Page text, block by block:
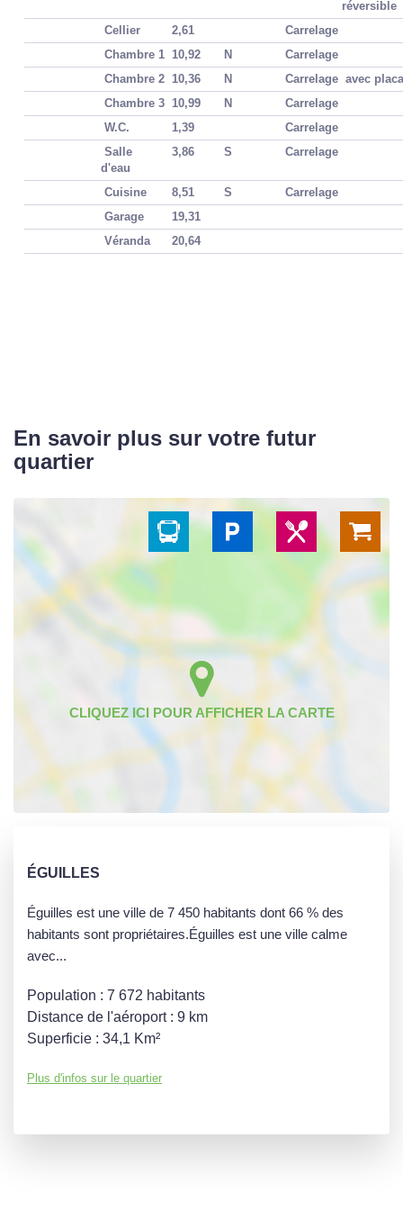
réversible
Cellier
2,61
Carrelage
Chambre 1 10,92 N
Carrelage
Chambre 2 10,36 N Carrelage avec
Chambre 3 10,99 N
Carrelage
W.C.
1,39
Carrelage
Salle
d'eau
3,86 S Carrelage
Cuisine 8,51 S
Carrelage
Garage
19,31
Véranda
20,64
En savoir plus sur votre futur
quartier
ÉGUILLES
Éguilles est une ville de 7 450 habitants dont 66 % des
habitants sont propriétaires.Éguilles est une ville calme
avec...
Population : 7 672 habitants
Distance de l'aéroport : 9 km
Superficie : 34,1 Km²
Plus d'infos sur le quartier